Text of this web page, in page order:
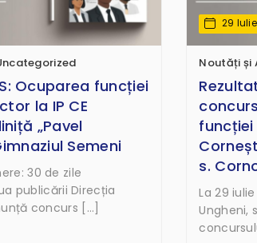
Ocuparea funcției
la IP CE
„Pavel
Semeni
30 de zile
publicării Direcția
concurs […]
29
Noutăți și
funcției
s.
La 29
Ungheni,